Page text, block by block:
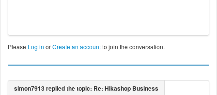
Please Log in orCreate an accountto join the conversation.